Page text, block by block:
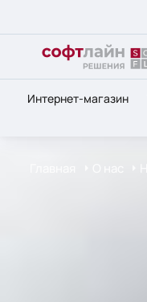
Интернет-магазин